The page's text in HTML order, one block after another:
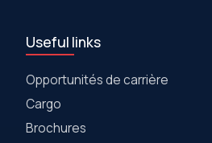
Useful links
Opportunités de carrière
Cargo
Brochures